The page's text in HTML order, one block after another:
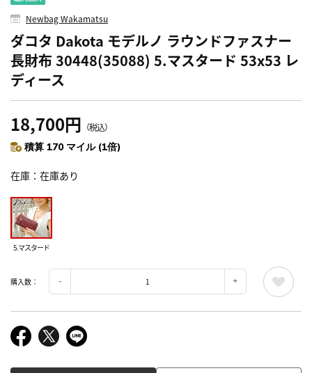
Newbag Wakamatsu
ダコタ Dakota モデルノ ラウンドファスナー
長財布 30448(35088) 5.マスタード 53x53 レ
ディース
18,700円 （税込）
積算 170 マイル (1倍)
在庫 在庫あり
5.マスタード
購入数：